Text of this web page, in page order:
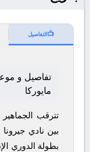
📺التفاصيل
تفاصيل و
مايوركا
بين نادي
بطولة الدوري